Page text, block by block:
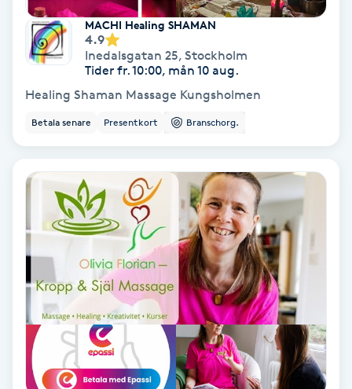
Katun fransar
Keratinbehandling
Kinesiologi
Kinesisk medicin
Kiropraktik
Klangmassage
MACHI Healing SHAMAN
4.9
Inedalsgatan 25, Stockholm
Tider fr. 10:00, mån 10 aug.
Healing Shaman Massage Kungsholmen
Betala senare Presentkort Branschorg.